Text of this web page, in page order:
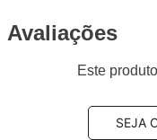
Avaliações
Este
SEJA